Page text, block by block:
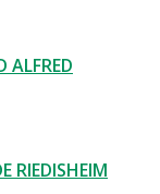
RIEDISHEIM